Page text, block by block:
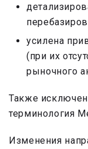
усилена
(при их
рыночного
Также
терминология
Изменения